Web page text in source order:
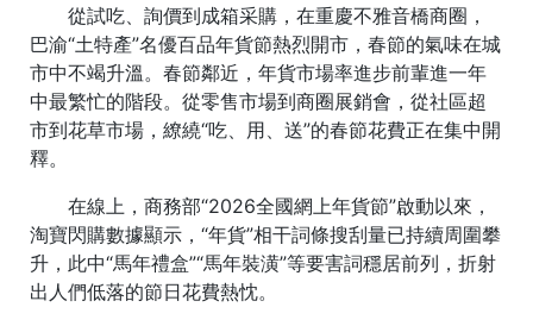
從試吃、詢價到成箱采購，在重慶不雅音橋商圈，
巴渝“土特產”名優百品年貨節熱烈開市，春節的氣味在城
市中不竭升溫。春節鄰近，年貨市場率進步前輩進一年
中最繁忙的階段。從零售市場到商圈展銷會，從社區超
市到花草市場，繚繞“吃、用、送”的春節花費正在集中開
釋。
在線上，商務部“2026全國網上年貨節”啟動以來，
淘寶閃購數據顯示，“年貨”相干詞條搜刮量已持續周圍攀
升，此中“馬年禮盒”“馬年裝潢”等要害詞穩居前列，折射
出人們低落的節日花費熱忱。